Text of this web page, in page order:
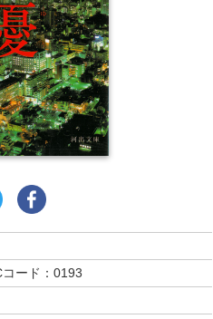
ード：0193